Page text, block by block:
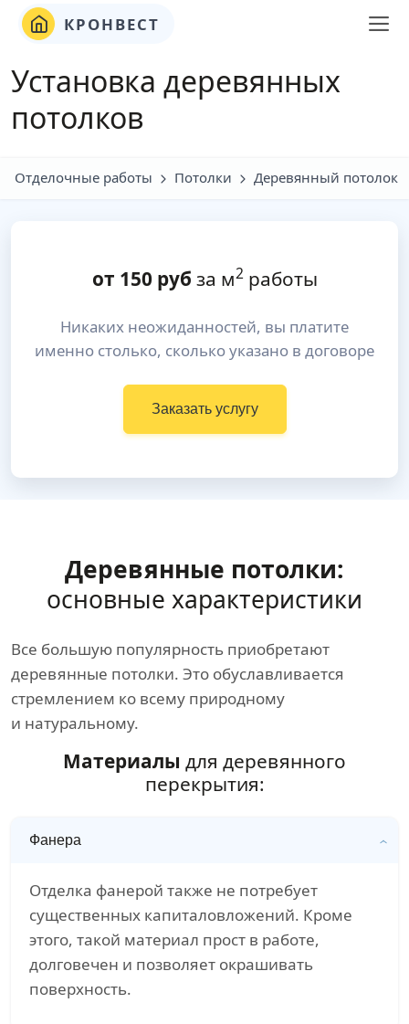
КРОНВЕСТ
Установка деревянных
потолков
Отделочные работы Потолки Деревянный потолок
от 150руб за м2работы
Никаких неожиданностей, вы платите
именно столько, сколько указано в договоре
Заказать услугу
Деревянные потолки:
основные характеристики
Все большую популярность приобретают
деревянные потолки. Это обуславливается
стремлением ко всему природному
и натуральному.
Материалы для деревянного
перекрытия:
Фанера
Отделка фанерой также не потребует
существенных капиталовложений. Кроме
этого, такой материал прост в работе,
долговечен и позволяет окрашивать
поверхность.